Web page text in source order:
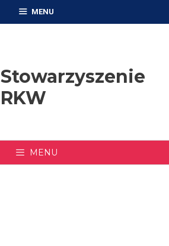
MENU
Stowarzyszenie
RKW
MENU